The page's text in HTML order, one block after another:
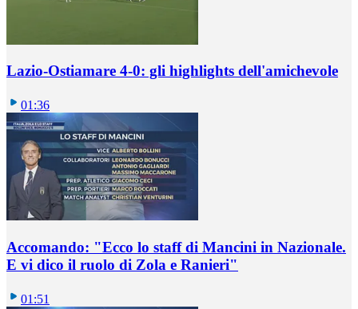
Lazio-Ostiamare 4-0: gli highlights dell'amichevole
01:36
Accomando: "Ecco lo staff di Mancini in Nazionale.
E vi dico il ruolo di Zola e Ranieri"
01:51